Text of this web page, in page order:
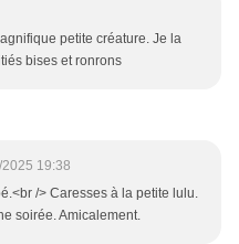
petite créature. Je la
bises et ronrons
19:38
/> Caresses à la petite lulu.
soirée. Amicalement.